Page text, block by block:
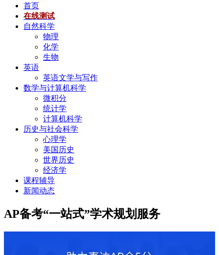
首页
在线测试
自然科学
物理
化学
生物
英语
英语文学与写作
数学与计算机科学
微积分
统计学
计算机科学
历史与社会科学
心理学
美国历史
世界历史
经济学
课程辅导
新闻动态
AP备考“一站式”学术规划服务